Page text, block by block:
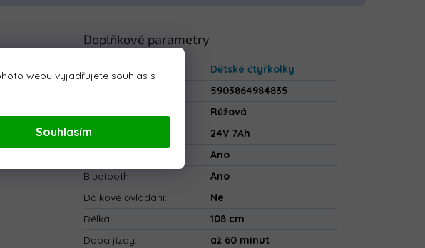
webu vyjadřujete souhlas s
Souhlasím
je
Doplňkové parametry
Kategorie
Dětské čtyřkolky
5903864984835
Růžová
Baterie
24V 7Ah
Ano
Bluetooth:
Ano
Dálkové ovládání:
Ne
Délka:
108 cm
Doba jízdy:
až 60 minut